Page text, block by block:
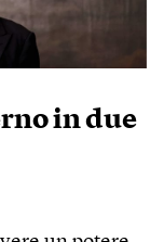
in due